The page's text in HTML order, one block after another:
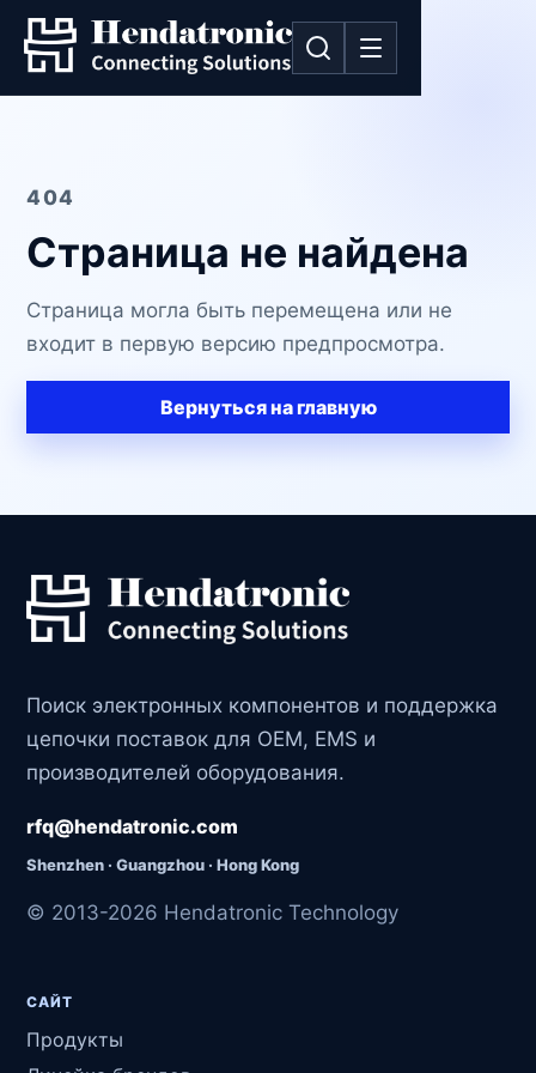
404
Страница не найдена
Страница могла быть перемещена или не
входит в первую версию предпросмотра.
Вернуться на главную
Поиск электронных компонентов и поддержка
цепочки поставок для OEM, EMS и
производителей оборудования.
rfq@hendatronic.com
Shenzhen · Guangzhou · Hong Kong
© 2013-2026 Hendatronic Technology
САЙТ
Продукты